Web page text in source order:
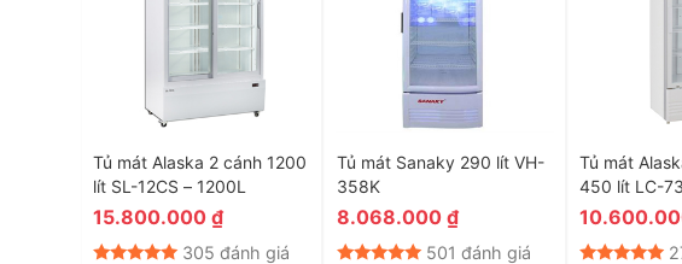
* Hình ảnh chỉ mang tính chất minh họa
Tiện ích đi kèm
Tủ mát Alaska 2 cánh 1200
lít SL-12CS – 1200L
15.800.000 ₫
305 đánh giá
Tủ mát Sanaky 290 lít VH-
358K
8.068.000 ₫
501 đánh giá
Tủ mát
450 lít LC-